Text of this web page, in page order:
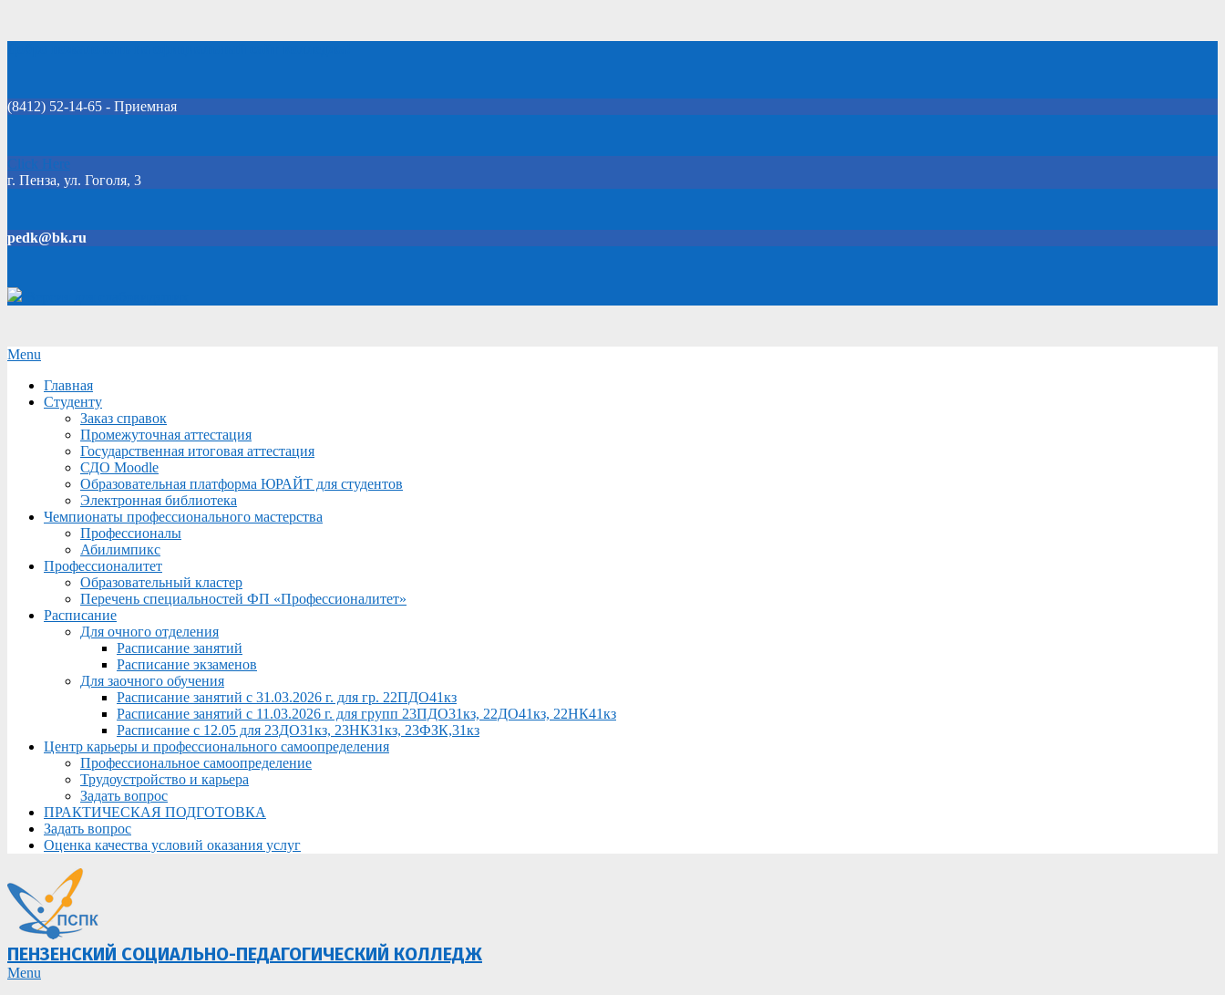
(8412) 52-14-65 - Приемная
Click Here
г. Пенза, ул. Гоголя, 3
pedk@bk.ru
Secondary
Menu
Menu
Главная
Студенту
Заказ справок
Промежуточная аттестация
Государственная итоговая аттестация
СДО Moodle
Образовательная платформа ЮРАЙТ для студентов
Электронная библиотека
Чемпионаты профессионального мастерства
Профессионалы
Абилимпикс
Профессионалитет
Образовательный кластер
Перечень специальностей ФП «Профессионалитет»
Расписание
Для очного отделения
Расписание занятий
Расписание экзаменов
Для заочного обучения
Расписание занятий с 31.03.2026 г. для гр. 22ПДО41кз
Расписание занятий с 11.03.2026 г. для групп 23ПДО31кз, 22ДО41кз, 22НК41кз
Расписание с 12.05 для 23ДО31кз, 23НК31кз, 23ФЗК,31кз
Центр карьеры и профессионального самоопределения
Профессиональное самоопределение
Трудоустройство и карьера
Задать вопрос
ПРАКТИЧЕСКАЯ ПОДГОТОВКА
Задать вопрос
Оценка качества условий оказания услуг
ПЕНЗЕНСКИЙ СОЦИАЛЬНО-ПЕДАГОГИЧЕСКИЙ КОЛЛЕДЖ
Primary
Menu